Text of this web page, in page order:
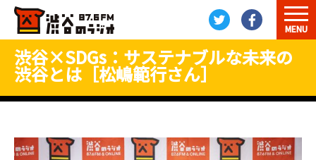
MENU
渋谷×SDGs：サステナブルな未来の
渋谷とは［松嶋範行さん］